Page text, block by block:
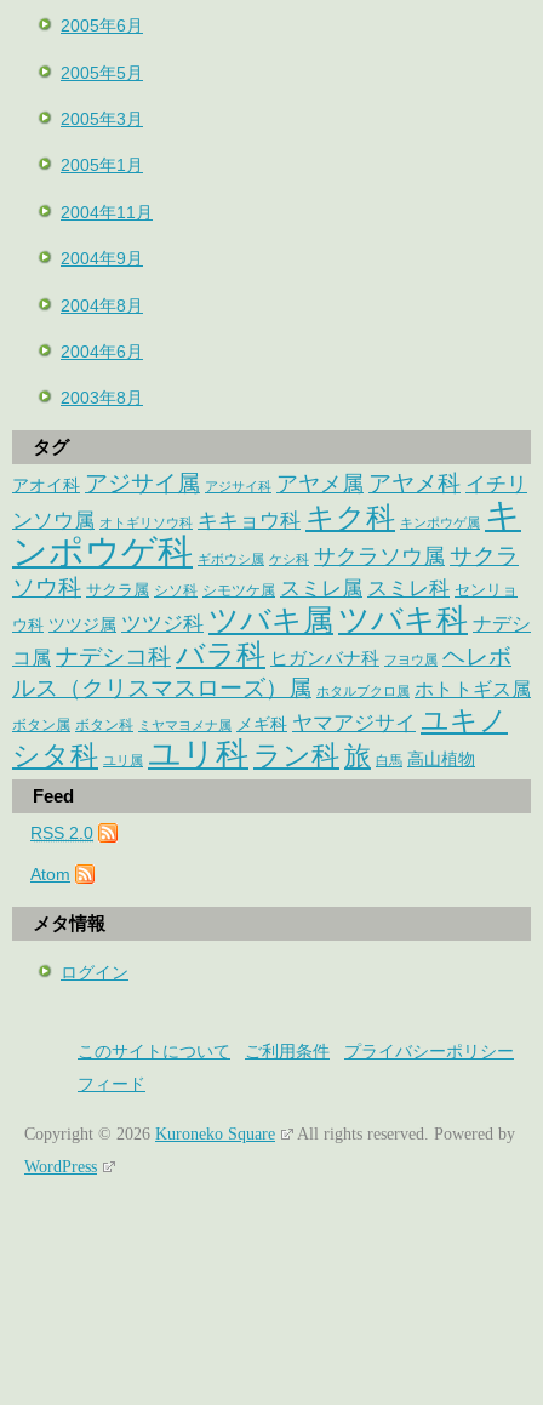
2005年6月
2005年5月
2005年3月
2005年1月
2004年11月
2004年9月
2004年8月
2004年6月
2003年8月
タグ
アオイ科 アジサイ属 アジサイ科 アヤメ属 アヤメ科 イチリ
ンソウ属 オトギリソウ科 キキョウ科 キク科 キンポウゲ属 キ
ンポウゲ科 ギボウシ属 ケシ科 サクラソウ属 サクラ
ソウ科 サクラ属 シソ科 シモツケ属 スミレ属 スミレ科 センリョ
ウ科 ツツジ属 ツツジ科 ツバキ属 ツバキ科 ナデシ
コ属 ナデシコ科バラ科 ヒガンバナ科 フヨウ属 ヘレボ
ルス（クリスマスローズ）属 ホタルブクロ属 ホトトギス属
ボタン属 ボタン科 ミヤマヨメナ属 メギ科 ヤマアジサイ ユキノ
シタ科 ユリ属 ユリ科 ラン科旅 白馬 高山植物
Feed
RSS 2.0
Atom
メタ情報
ログイン
このサイトについて ご利用条件
プライバシーポリシー
フィード
Copyright © 2026 Kuroneko Square All rights reserved. Powered by
WordPress